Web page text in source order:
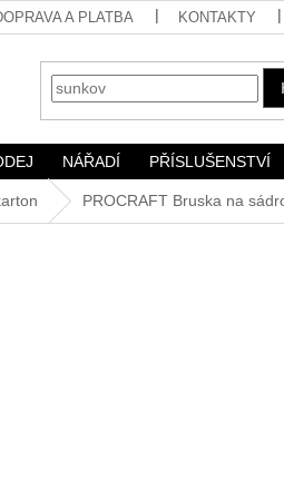
A PLATBA KONTAKTY
NÁŘADÍ PŘÍSLUŠENSTVÍ
PROCRAFT Bruska na